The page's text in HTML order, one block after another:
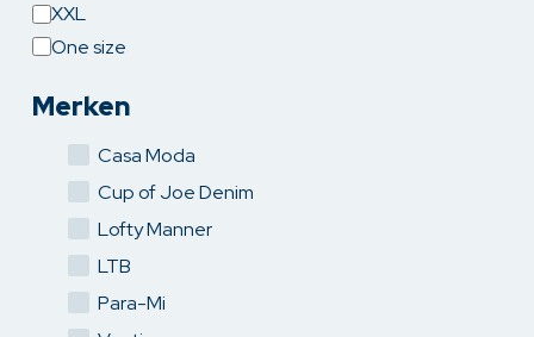
XXL
One size
Merken
Casa Moda
Cup of Joe Denim
Lofty Manner
LTB
Para-Mi